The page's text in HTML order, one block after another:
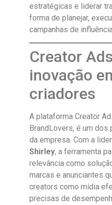
estratégicas e liderar
forma de planejar,
campanhas de
Creator
inovação
criadores
A plataforma Creator
BrandLovers, é um
da empresa. Com a
Shirley, a ferramenta
relevância como
marcas e anunciantes
creators como mídia
precisas de